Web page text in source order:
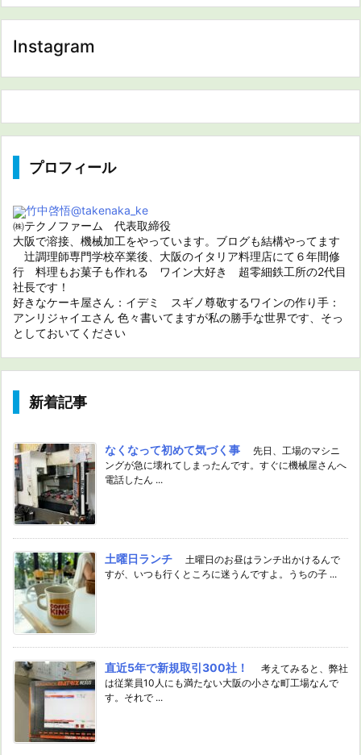
Instagram
プロフィール
竹中啓悟@takenaka_ke
㈱テクノファーム 代表取締役
大阪で溶接、機械加工をやっています。ブログも結構やってます
辻調理師専門学校卒業後、大阪のイタリア料理店にて６年間修
行 料理もお菓子も作れる ワイン大好き 超零細鉄工所の2代目
社長です！
好きなケーキ屋さん：イデミ スギノ尊敬するワインの作り手：
アンリジャイエさん 色々書いてますが私の勝手な世界です、そっ
としておいてください
新着記事
なくなって初めて気づく事
先日、工場のマシニ
ングが急に壊れてしまったんです。すぐに機械屋さんへ
電話したん ...
土曜日ランチ
土曜日のお昼はランチ出かけるんで
すが、いつも行くところに迷うんですよ。うちの子 ...
直近5年で新規取引300社！
考えてみると、弊社
は従業員10人にも満たない大阪の小さな町工場なんで
す。それで ...